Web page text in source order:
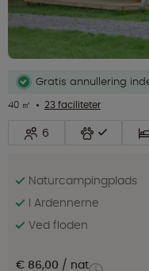
Gratis annullering
40 ㎡
23 faciliteter
6
Naturcampingplads
I Ardennerne
Ved floden
€ 86,00 nat